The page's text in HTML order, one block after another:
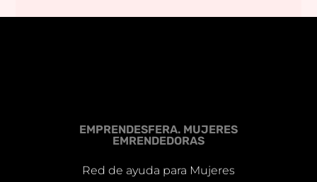
EMPRENDESFERA. MUJERES
EMRENDEDORAS
Red de ayuda para Mujeres